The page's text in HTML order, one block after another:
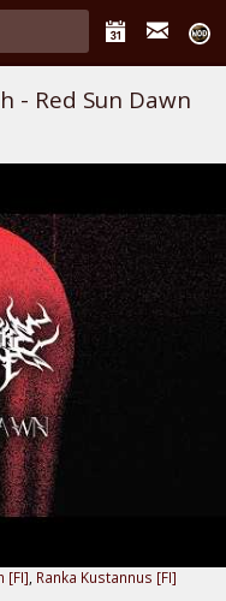
- Red Sun Dawn
[FI] Ranka Kustannus [FI]